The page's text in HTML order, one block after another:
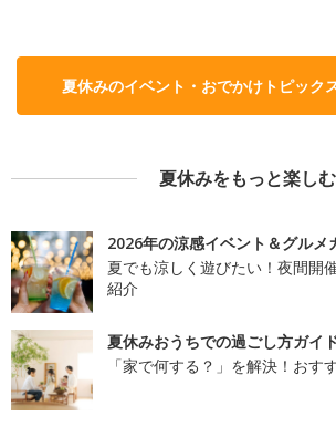
夏休みのイベント・おでかけトピック
夏休みをもっと楽しむ
2026年の涼感イベント＆グルメ
夏でも涼しく遊びたい！夜間開
紹介
夏休みおうちでの過ごし方ガイ
「家で何する？」を解決！おす